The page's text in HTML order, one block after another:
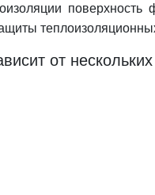
поверхность
от